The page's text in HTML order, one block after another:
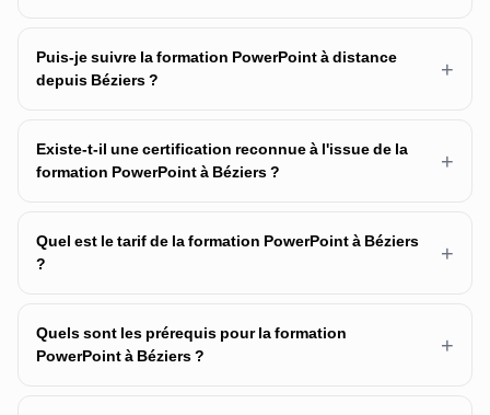
Puis-je suivre la formation PowerPoint à distance
depuis Béziers ?
+
Existe-t-il une certification reconnue à l'issue de la
formation PowerPoint à Béziers ?
+
Quel est le tarif de la formation PowerPoint à Béziers
?
+
Quels sont les prérequis pour la formation
PowerPoint à Béziers ?
+